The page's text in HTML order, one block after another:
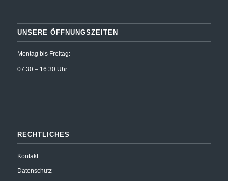
UNSERE ÖFFNUNGSZEITEN
Montag bis Freitag:
07:30 – 16:30 Uhr
RECHTLICHES
Kontakt
Datenschutz